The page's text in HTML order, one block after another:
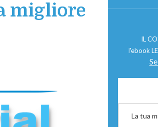
migliore
IL
l'ebook LE